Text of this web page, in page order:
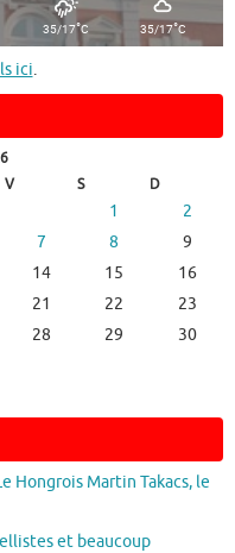
35/17°C 35/17°C
ici.
V S D
1
2
7 8
9
14 15
16
21 22
23
28 29
30
Hongrois Martin Takacs, le
et beaucoup